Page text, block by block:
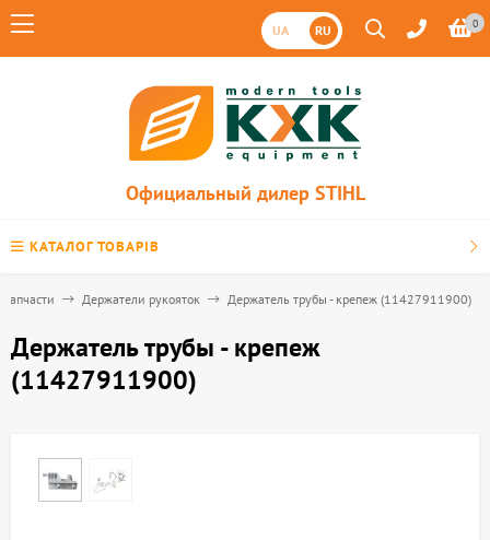
UA RU 0
Официальный дилер STIHL
КАТАЛОГ ТОВАРІВ
Запчасти Держатели рукояток Держатель трубы - крепеж (11427911900)
Держатель трубы - крепеж
(11427911900)